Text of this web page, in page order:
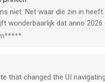
niet. Net waar die zin in
wonderbaarlijk dat anno
that changed the UI